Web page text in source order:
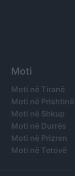
Moti
Moti në Tiranë
Moti në Prishtinë
Moti në Shkup
Moti në Durrës
Moti në Prizren
Moti në Tetovë